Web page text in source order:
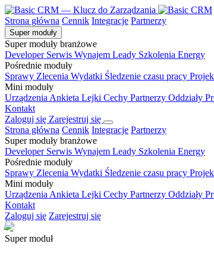
Strona główna Cennik Integracje Partnerzy
Super moduły
Super moduły branżowe
Developer Serwis Wynajem Leady Szkolenia Energy
Pośrednie moduły
Sprawy Zlecenia Wydatki Śledzenie czasu pracy
Mini moduły
Urządzenia Ankieta Lejki Cechy Partnerzy Oddziały
Kontakt
Zaloguj się Zarejestruj się
Strona główna Cennik Integracje Partnerzy
Super moduły branżowe
Developer Serwis Wynajem Leady Szkolenia Energy
Pośrednie moduły
Sprawy Zlecenia Wydatki Śledzenie czasu pracy
Mini moduły
Urządzenia Ankieta Lejki Cechy Partnerzy Oddziały
Kontakt
Zaloguj się Zarejestruj się
Super moduł